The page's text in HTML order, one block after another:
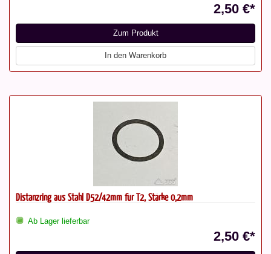
2,50 €*
Zum Produkt
In den Warenkorb
Distanzring aus Stahl D52/42mm für T2, Stärke 0,2mm
Ab Lager lieferbar
2,50 €*